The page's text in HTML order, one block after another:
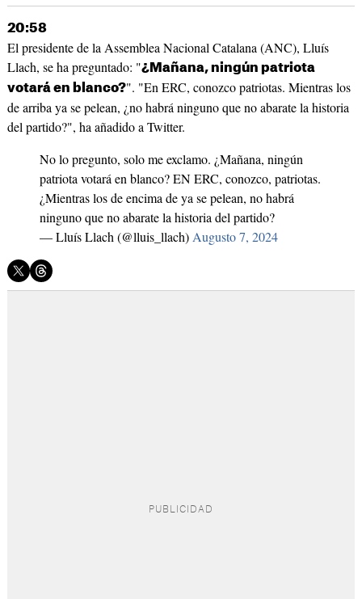
20:58
El presidente de la Assemblea Nacional Catalana (ANC), Lluís
Llach, se ha preguntado: "¿Mañana, ningún patriota
votará en blanco?". "En ERC, conozco patriotas. Mientras los
de arriba ya se pelean, ¿no habrá ninguno que no abarate la historia
del partido?", ha añadido a Twitter.
No lo pregunto, solo me exclamo. ¿Mañana, ningún
patriota votará en blanco? EN ERC, conozco, patriotas.
¿Mientras los de encima de ya se pelean, no habrá
ninguno que no abarate la historia del partido?
— Lluís Llach (@lluis_llach)Augusto 7, 2024